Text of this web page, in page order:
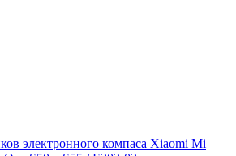
электронного компаса Xiaomi Mi